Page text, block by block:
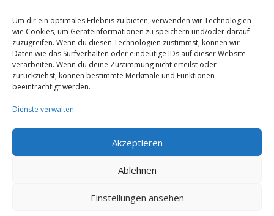
Um dir ein optimales Erlebnis zu bieten, verwenden wir Technologien
wie Cookies, um Geräteinformationen zu speichern und/oder darauf
zuzugreifen. Wenn du diesen Technologien zustimmst, können wir
Daten wie das Surfverhalten oder eindeutige IDs auf dieser Website
verarbeiten. Wenn du deine Zustimmung nicht erteilst oder
zurückziehst, können bestimmte Merkmale und Funktionen
beeinträchtigt werden.
Dienste verwalten
Akzeptieren
Ablehnen
Einstellungen ansehen
Privat
Presse
Abonnieren
Copyright © 2026 ROOF Music. All Rights Reserved.